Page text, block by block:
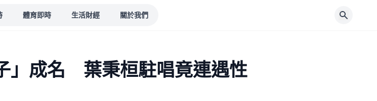
體育即時 生活財經 關於我們
」成名 葉秉桓駐唱竟連遇性